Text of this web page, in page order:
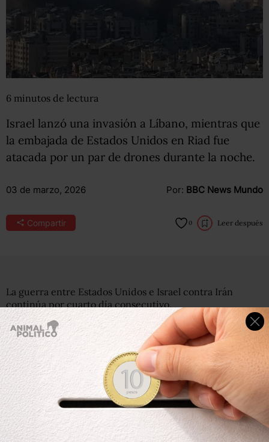
6 minutos de lectura
Israel lanzó una invasión a Líbano, mientras que
la embajada de Estados Unidos en Riad fue
atacada por un par de drones durante la noche.
03 de marzo, 2026 Por: BBC News Mundo
Compartir 0 Leer después
La guerra entre Estados Unidos e Israel contra Irán
continúa por cuarto día consecutivo.
Israel afirmó que el martes se lanzaron “numerosas
municiones” sobre la Oficina Presidencial y el Consejo
Supremo de Seguridad Nacional en Teherán, pocas horas
después de lanzar nuevos ataques en Líbano y ampliar su
operación terrestre en el país para atacar objetivos de
Hezbolá.
Hezbolá había lanzado cohetes y drones contra Israel tras